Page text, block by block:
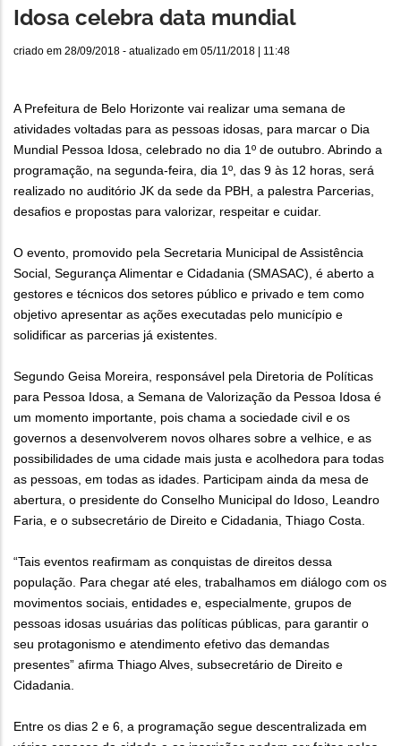
Idosa celebra data mundial
criado em 28/09/2018 - atualizado em 05/11/2018 | 11:48
A Prefeitura de Belo Horizonte vai realizar uma semana de
atividades voltadas para as pessoas idosas, para marcar o Dia
Mundial Pessoa Idosa, celebrado no dia 1º de outubro. Abrindo a
programação, na segunda-feira, dia 1º, das 9 às 12 horas, será
realizado no auditório JK da sede da PBH, a palestra Parcerias,
desafios e propostas para valorizar, respeitar e cuidar.
O evento, promovido pela Secretaria Municipal de Assistência
Social, Segurança Alimentar e Cidadania (SMASAC), é aberto a
gestores e técnicos dos setores público e privado e tem como
objetivo apresentar as ações executadas pelo município e
solidificar as parcerias já existentes.
Segundo Geisa Moreira, responsável pela Diretoria de Políticas
para Pessoa Idosa, a Semana de Valorização da Pessoa Idosa é
um momento importante, pois chama a sociedade civil e os
governos a desenvolverem novos olhares sobre a velhice, e as
possibilidades de uma cidade mais justa e acolhedora para todas
as pessoas, em todas as idades. Participam ainda da mesa de
abertura, o presidente do Conselho Municipal do Idoso, Leandro
Faria, e o subsecretário de Direito e Cidadania, Thiago Costa.
“Tais eventos reafirmam as conquistas de direitos dessa
população. Para chegar até eles, trabalhamos em diálogo com os
movimentos sociais, entidades e, especialmente, grupos de
pessoas idosas usuárias das políticas públicas, para garantir o
seu protagonismo e atendimento efetivo das demandas
presentes” afirma Thiago Alves, subsecretário de Direito e
Cidadania.
Entre os dias 2 e 6, a programação segue descentralizada em